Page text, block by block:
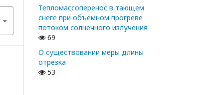
Тепломассоперенос в тающем
снеге при объемном прогреве
потоком солнечного излучения
69
О существовании меры длины
отрезка
53